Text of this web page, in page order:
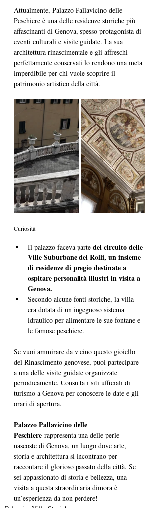
Attualmente, Palazzo Pallavicino delle
Peschiere è una delle residenze storiche più
affascinanti di Genova, spesso protagonista di
eventi culturali e visite guidate. La sua
architettura rinascimentale e gli affreschi
perfettamente conservati lo rendono una meta
imperdibile per chi vuole scoprire il
patrimonio artistico della città.
Curiosità
Il palazzo faceva parte del circuito delle
Ville Suburbane dei Rolli, un insieme
di residenze di pregio destinate a
ospitare personalità illustri in visita a
Genova.
Secondo alcune fonti storiche, la villa
era dotata di un ingegnoso sistema
idraulico per alimentare le sue fontane e
le famose peschiere.
Se vuoi ammirare da vicino questo gioiello
del Rinascimento genovese, puoi partecipare
a una delle visite guidate organizzate
periodicamente. Consulta i siti ufficiali di
turismo a Genova per conoscere le date e gli
orari di apertura.
Palazzo Pallavicino delle
Peschiere rappresenta una delle perle
nascoste di Genova, un luogo dove arte,
storia e architettura si incontrano per
raccontare il glorioso passato della città. Se
sei appassionato di storia e bellezza, una
visita a questa straordinaria dimora è
un’esperienza da non perdere!